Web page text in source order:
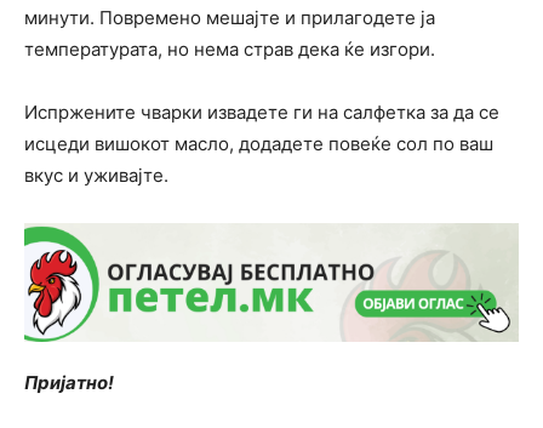
минути. Повремено мешајте и прилагодете ја
температурата, но нема страв дека ќе изгори.
Испржените чварки извадете ги на салфетка за да се
исцеди вишокот масло, додадете повеќе сол по ваш
вкус и уживајте.
Пријатно!